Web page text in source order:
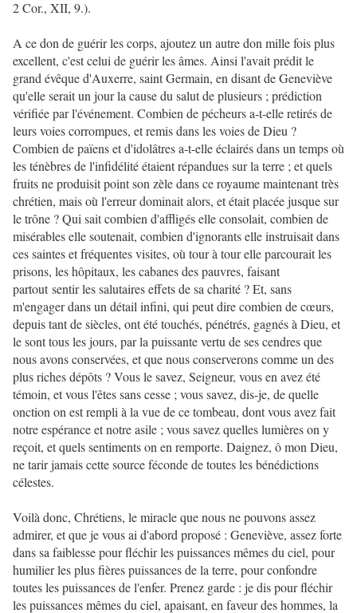
2 Cor., XII, 9.).
A ce don de guérir les corps, ajoutez un autre don mille fois plus
excellent, c'est celui de guérir les âmes. Ainsi l'avait prédit le
grand évêque d'Auxerre, saint Germain, en disant de Geneviève
qu'elle serait un jour la cause du salut de plusieurs ; prédiction
vérifiée par l'événement. Combien de pécheurs a-t-elle retirés de
leurs voies corrompues, et remis dans les voies de Dieu ?
Combien de païens et d'idolâtres a-t-elle éclairés dans un temps où
les ténèbres de l'infidélité étaient répandues sur la terre ; et quels
fruits ne produisit point son zèle dans ce royaume maintenant très
chrétien, mais où l'erreur dominait alors, et était placée jusque sur
le trône ? Qui sait combien d'affligés elle consolait, combien de
misérables elle soutenait, combien d'ignorants elle instruisait dans
ces saintes et fréquentes visites, où tour à tour elle parcourait les
prisons, les hôpitaux, les cabanes des pauvres, faisant
partout sentir les salutaires effets de sa charité ? Et, sans
m'engager dans un détail infini, qui peut dire combien de cœurs,
depuis tant de siècles, ont été touchés, pénétrés, gagnés à Dieu, et
le sont tous les jours, par la puissante vertu de ses cendres que
nous avons conservées, et que nous conserverons comme un des
plus riches dépôts ? Vous le savez, Seigneur, vous en avez été
témoin, et vous l'êtes sans cesse ; vous savez, dis-je, de quelle
onction on est rempli à la vue de ce tombeau, dont vous avez fait
notre espérance et notre asile ; vous savez quelles lumières on y
reçoit, et quels sentiments on en remporte. Daignez, ô mon Dieu,
ne tarir jamais cette source féconde de toutes les bénédictions
célestes.
Voilà donc, Chrétiens, le miracle que nous ne pouvons assez
admirer, et que je vous ai d'abord proposé : Geneviève, assez forte
dans sa faiblesse pour fléchir les puissances mêmes du ciel, pour
humilier les plus fières puissances de la terre, pour confondre
toutes les puissances de l'enfer. Prenez garde : je dis pour fléchir
les puissances mêmes du ciel, apaisant, en faveur des hommes, la